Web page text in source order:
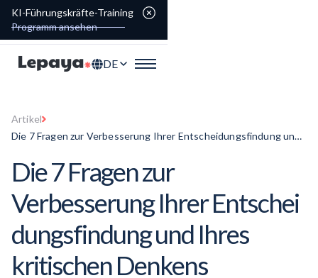
KI-Führungskräfte-Training
Programm ansehen
DE
Artikel
Die 7 Fragen zur Verbesserung Ihrer Entscheidungsfindung und
Die 7 Fragen zur
Verbesserung IhrerEntschei
dungsfindungund Ihres
kritischen Denkens